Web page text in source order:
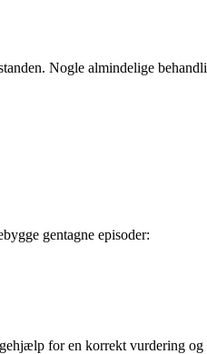
Nogle almindelige
gentagne episoder:
for en korrekt vurdering og